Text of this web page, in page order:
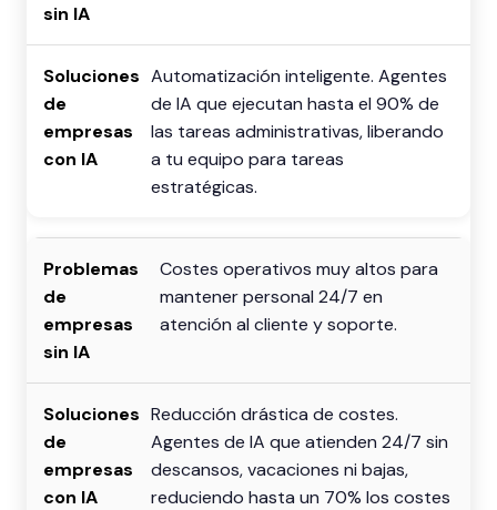
Automatización inteligente. Agentes
de IA que ejecutan hasta el 90% de
las tareas administrativas, liberando
a tu equipo para tareas
estratégicas.
Costes operativos muy altos para
mantener personal 24/7 en
atención al cliente y soporte.
Reducción drástica de costes.
Agentes de IA que atienden 24/7 sin
descansos, vacaciones ni bajas,
reduciendo hasta un 70% los costes